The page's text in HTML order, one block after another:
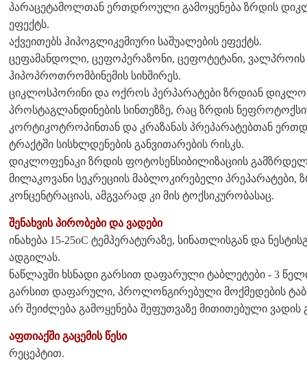
პარაცეტამოლთან ერთდროული გამოყენება ზრდის
ეფექტს.
აქვეითებს ჰიპოგლიკემიური საშუალების ეფექტს.
ცეფამანდოლი, ცეფოპერაზონი, ცეფოტეტანი, ვალპროის
ჰიპოპროთრომბინემის სიხშირეს.
ციკლოსპორინი და ოქროს პერპარატები ზრდიან
პროსტაგლანდინების სინთეზზე, რაც ზრდის
კორტიკოტროპინთან და კრაზანას პრეპარატებთან
ტრაქტში სისხლდენების განვითარების რისკს.
დიკლოფენაკი ზრდის ფოტოსენსიბილიზაციის
მილაკოვანი სეკრეციის მაბლოკირებელი პრეპარატები,
კონცენტრაციას, ამგვარად კი მის ტოქსიკურობასაც.
შენახვის პირობები და ვადები
ინახება 15-25oC ტემპერატურაზე, სინათლისგან და
ადგილას.
ნაწლავში ხსნადი გარსით დაფარული ტაბლეტები - 3
გარსით დაფარული, პროლონგირებული მოქმედების
არ შეიძლება გამოყენება შეფუთვაზე მითითებული ვადის
აფთიაქში გაცემის წესი
რეცეპტით.